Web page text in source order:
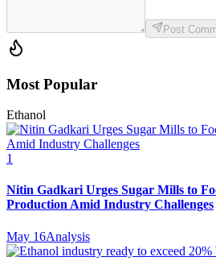
Post
Most Popular
Ethanol
1
Nitin Gadkari Urges Sugar Mills to
Production Amid Industry Challenges
May 16Analysis